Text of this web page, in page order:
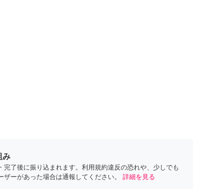
み
了後に振り込まれます。利用規約違反の恐れや、少しでも
ーがあった場合は通報してください。
詳細を見る